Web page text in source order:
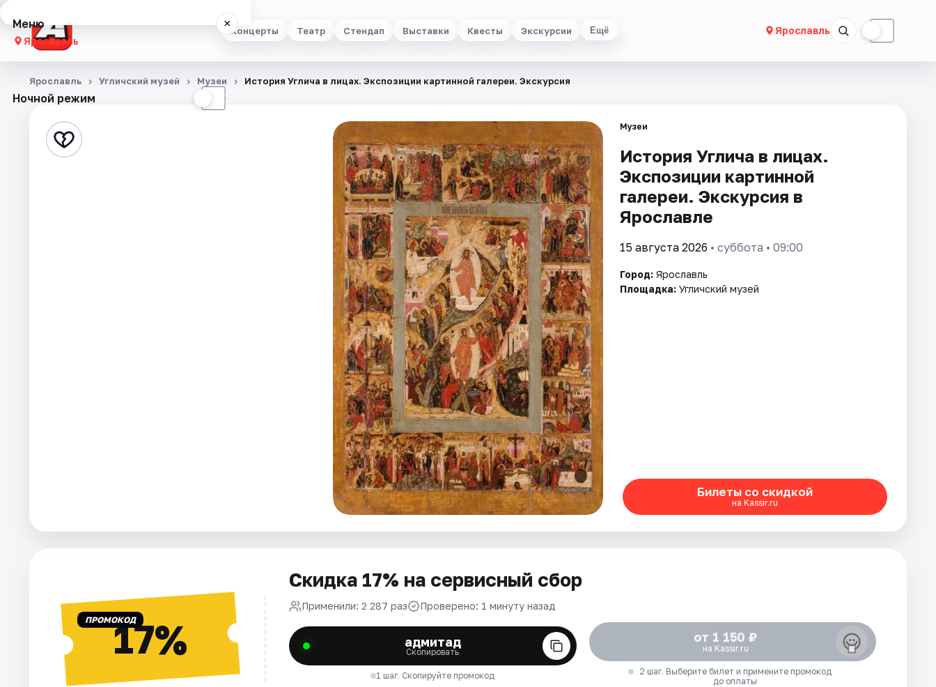
Концерты Театр Стендап Выставки Квесты Экскурсии Ещё Ярославль ☾
Меню ×
Ярославль
Концерты
Стендап
Ночной режим ☾
Ярославль Угличский музей Музеи История Углича в лицах. Экспозиции картинной галереи. Экскурсия
Музеи
История Углича в лицах.
Экспозиции картинной
галереи. Экскурсия в
Ярославле
15 августа 2026 • суббота • 09:00
Город: Ярославль
Площадка: Угличский музей
Билеты со скидкой
на Kassir.ru
ПРОМОКОД17%
Скидка 17% на сервисный сбор
Применили: 2 287 раз Проверено: 1 минуту назад
адмитад
Скопировать
1 шаг. Скопируйте промокод
от 1 150 ₽
на Kassir.ru
2 шаг. Выберите билет и примените промокод
до оплаты